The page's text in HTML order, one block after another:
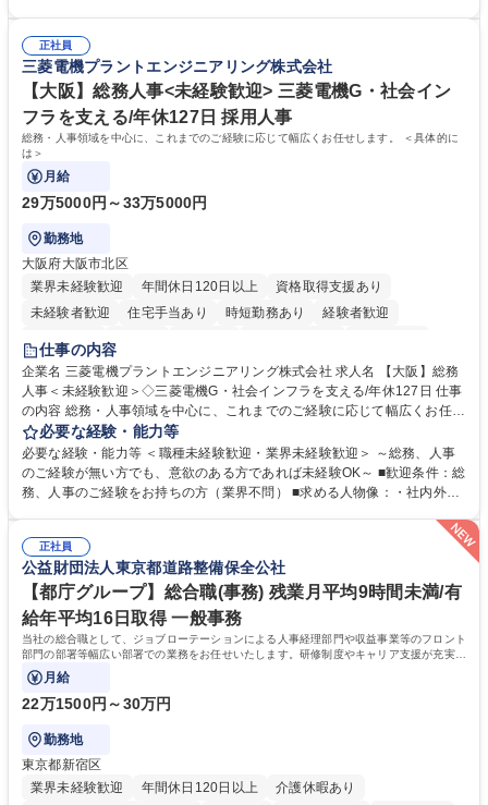
募集職種 【大阪・京都・滋賀】営業事務 ※未経験可
えて、お客様や社員の状況に合わせ、能動的なサポート、改善の動きも期
待され。組織を支えるスペシャリストとして、チームに貢献し、結果的に
社員から頼られる存在になることができます。平均19:30の退勤以降の業
務の持ち帰りも禁止されており、メリハリのある働き方となります。 学
歴・資格 学歴：大学院 大学 高専 短大 語学力： 資格：
正社員
三菱電機プラントエンジニアリング株式会社
【大阪】総務人事<未経験歓迎> 三菱電機G・社会イン
フラを支える/年休127日 採用人事
総務・人事領域を中心に、これまでのご経験に応じて幅広くお任せします。 ＜具体的に
は＞
月給
29万5000円～33万5000円
勤務地
大阪府大阪市北区
業界未経験歓迎
年間休日120日以上
資格取得支援あり
未経験者歓迎
住宅手当あり 時短勤務あり
経験者歓迎
退職金あり
駅近5分以内
土日祝休み 服装自由 寮・社宅あり 食事補助あり
仕事の内容
企業名 三菱電機プラントエンジニアリング株式会社 求人名 【大阪】総務
人事＜未経験歓迎＞◇三菱電機G・社会インフラを支える/年休127日 仕事
の内容 総務・人事領域を中心に、これまでのご経験に応じて幅広くお任せ
します。 ＜具体的には＞ ・総務/人事労務（給与・社保・勤怠管理など）
・採用・教育研修 ・福利厚生運用 など ※基本的には事務所勤務ですが、
採用や教育等の業務内容により、関西圏以外への日帰り・宿泊を伴う国内
出張もございます。 ※担当業務を持ちつつ、お互いに助け合いながら、総
総務人事＜未経験歓迎＞◇三菱電機G・社会インフラを支える/年休127日
必要な経験・能力等
必要な経験・能力等 ＜職種未経験歓迎・業界未経験歓迎＞ ～総務、人事
のご経験が無い方でも、意欲のある方であれば未経験OK～ ■歓迎条件：総
務、人事のご経験をお持ちの方（業界不問） ■求める人物像：・社内外の
ミュニケーション能力を持っている方 ・人事総務領域に興味がありゼネラ
正社員
公益財団法人東京都道路整備保全公社
【都庁グループ】総合職(事務) 残業月平均9時間未満/有
給年平均16日取得 一般事務
当社の総合職として、ジョブローテーションによる人事経理部門や収益事業等のフロント
部門の部署等幅広い部署での業務をお任せいたします。研修制度やキャリア支援が充実し
ております！ ※下記業務詳細
月給
22万1500円～30万円
勤務地
東京都新宿区
業界未経験歓迎
年間休日120日以上
介護休暇あり